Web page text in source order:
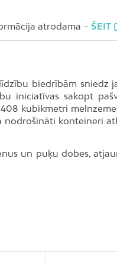
atrodama – ŠEIT
biedrībām sniedz
iniciatīvas sakopt
kubikmetri
nodrošināti konteineri
un puķu dobes,